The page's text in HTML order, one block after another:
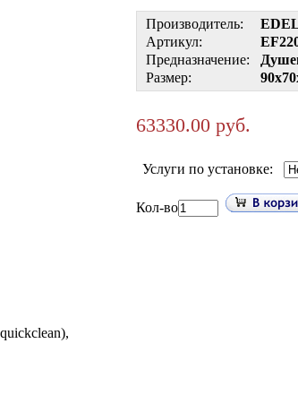
Производитель:
Артикул:
Предназначение:
Размер:
63330.00 руб.
Услуги по установке:
Кол-во